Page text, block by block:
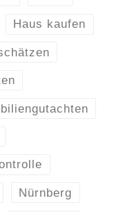
Haus kaufen
Nürnberg